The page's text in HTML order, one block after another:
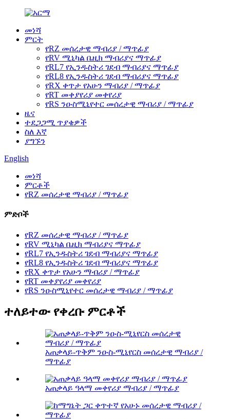
መነሻ
ምርት
የRZ መሰረታዊ ማብሪያ / ማጥፊያ
የRV ሚኒካል ቤዚክ ማብሪያና ማጥፊያ
የRL7 የኢንዱስትሪ ገደብ ማብሪያና ማጥፊያ
የRL8 የኢንዱስትሪ ገደብ ማብሪያና ማጥፊያ
የRX ቀጥታ የአሁን ማብሪያ / ማጥፊያ
የRT መቀያየሪያ መቀየሪያ
የRS ንዑስሚኒየተር መሰረታዊ ማብሪያ / ማጥፊያ
ዜና
ተደጋጋሚ ጥያቄዎች
ስለ እኛ
ያግኙን
English
መነሻ
ምርቶች
የRZ መሰረታዊ ማብሪያ / ማጥፊያ
ምድቦች
የRZ መሰረታዊ ማብሪያ / ማጥፊያ
የRV ሚኒካል ቤዚክ ማብሪያና ማጥፊያ
የRL7 የኢንዱስትሪ ገደብ ማብሪያና ማጥፊያ
የRL8 የኢንዱስትሪ ገደብ ማብሪያና ማጥፊያ
የRX ቀጥታ የአሁን ማብሪያ / ማጥፊያ
የRT መቀያየሪያ መቀየሪያ
የRS ንዑስሚኒየተር መሰረታዊ ማብሪያ / ማጥፊያ
ተለይተው የቀረቡ ምርቶች
አጠቃላይ-ጥቅም ንዑስ-ሚኒየርስ መሰረታዊ ማብሪያ /
ማጥፊያ
አጠቃላይ ዓላማ መቀየሪያ ማብሪያ / ማጥፊያ